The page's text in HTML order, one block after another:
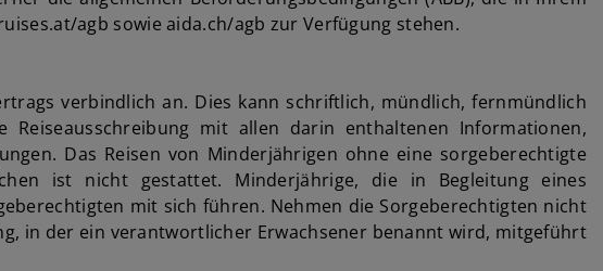
agb sowie aida.ch/agb zur Verfügung stehen.
verbindlich an. Dies kann schriftlich, mündlich, fernmündlich
mit allen darin enthaltenen Informationen,
Das Reisen von Minderjährigen ohne eine sorgeberechtigte
ist nicht gestattet. Minderjährige, die in Begleitung eines
mit sich führen. Nehmen die Sorgeberechtigten nicht
in der ein verantwortlicher Erwachsener benannt wird, mitgeführt